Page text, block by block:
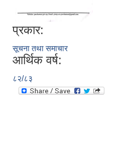
प्रकार:
सूचना तथा समाचार
आर्थिक वर्ष:
८२/८३